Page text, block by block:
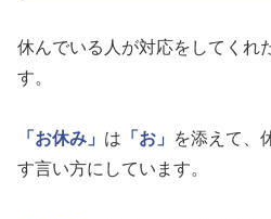
休んでいる人が対応をしてくれ
す。
「お休み」 は 「お」
を添えて、
す言い方にしています。